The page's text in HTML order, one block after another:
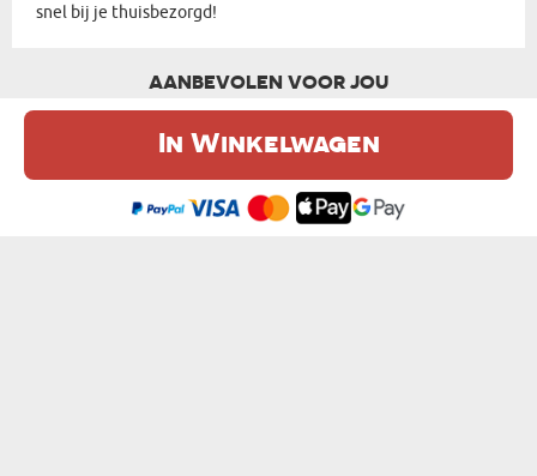
In Winkelwagen
snel bij je thuisbezorgd!
AANBEVOLEN VOOR JOU
De website maakt gebruik van cookies. Meer informatie in onze
cookie
beleid. Ik ben het eens